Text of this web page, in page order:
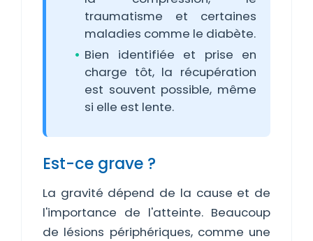
traumatisme et certaines
maladies comme le diabète.
Bien identifiée et prise en
charge tôt, la récupération
est souvent possible, même
si elle est lente.
Est-ce grave ?
La gravité dépend de la cause et de
l'importance de l'atteinte. Beaucoup
de lésions périphériques, comme une